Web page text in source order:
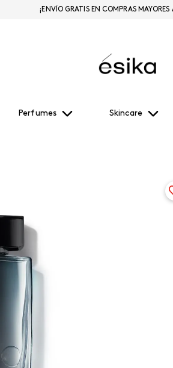
Perfumes Skincare
¡ENVÍO GRATIS EN COMPRAS